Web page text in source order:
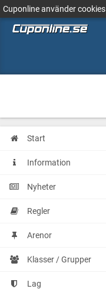
Cuponline använder cookies
Start
Information
Nyheter
Regler
Arenor
Klasser / Grupper
Lag